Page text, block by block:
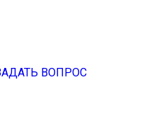
ВОПРОС